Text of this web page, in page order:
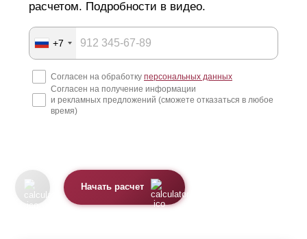
расчетом. Подробности в видео.
+7
Согласен на обработку персональных данных
Согласен на получение информации
и рекламных предложений (сможете отказаться в любое
время)
Начать расчет